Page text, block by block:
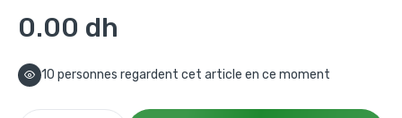
0.00 dh
10 personnes regardent cet article en ce moment